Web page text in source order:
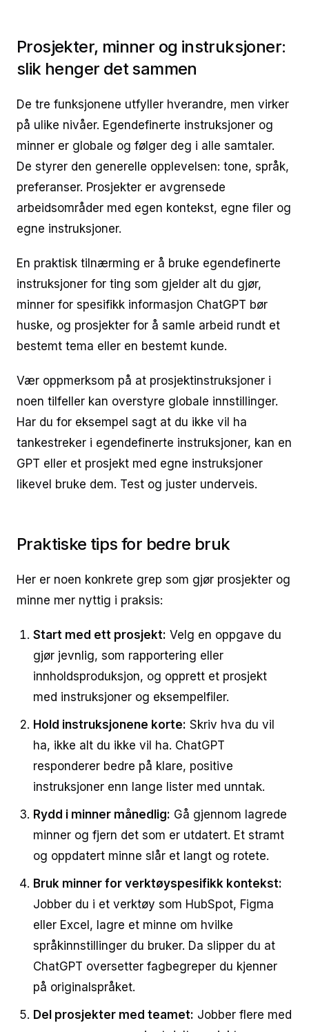
Prosjekter, minner og instruksjoner:
slik henger det sammen
De tre funksjonene utfyller hverandre, men virker
på ulike nivåer. Egendefinerte instruksjoner og
minner er globale og følger deg i alle samtaler.
De styrer den generelle opplevelsen: tone, språk,
preferanser. Prosjekter er avgrensede
arbeidsområder med egen kontekst, egne filer og
egne instruksjoner.
En praktisk tilnærming er å bruke egendefinerte
instruksjoner for ting som gjelder alt du gjør,
minner for spesifikk informasjon ChatGPT bør
huske, og prosjekter for å samle arbeid rundt et
bestemt tema eller en bestemt kunde.
Vær oppmerksom på at prosjektinstruksjoner i
noen tilfeller kan overstyre globale innstillinger.
Har du for eksempel sagt at du ikke vil ha
tankestreker i egendefinerte instruksjoner, kan en
GPT eller et prosjekt med egne instruksjoner
likevel bruke dem. Test og juster underveis.
Praktiske tips for bedre bruk
Her er noen konkrete grep som gjør prosjekter og
minne mer nyttig i praksis:
Start med ett prosjekt: Velg en oppgave du
gjør jevnlig, som rapportering eller
innholdsproduksjon, og opprett et prosjekt
med instruksjoner og eksempelfiler.
Hold instruksjonene korte: Skriv hva du vil
ha, ikke alt du ikke vil ha. ChatGPT
responderer bedre på klare, positive
instruksjoner enn lange lister med unntak.
Rydd i minner månedlig: Gå gjennom lagrede
minner og fjern det som er utdatert. Et stramt
og oppdatert minne slår et langt og rotete.
Bruk minner for verktøyspesifikk kontekst:
Jobber du i et verktøy som HubSpot, Figma
eller Excel, lagre et minne om hvilke
språkinnstillinger du bruker. Da slipper du at
ChatGPT oversetter fagbegreper du kjenner
på originalspråket.
Del prosjekter med teamet: Jobber flere med